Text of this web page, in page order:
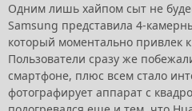
Одним лишь хайпом сыт не
Samsung представила 4-
который моментально привлек
Пользователи сразу же
смартфоне, плюс всем стало
фотографирует аппарат с